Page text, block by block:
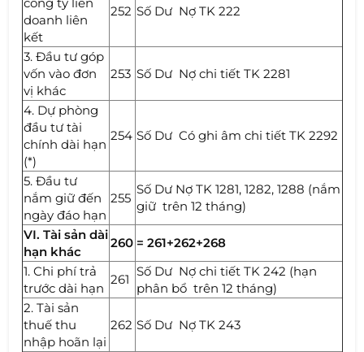
doanh liên
kết
252 Số Dư Nợ TK 222
3. Đầu tư góp
vốn vào đơn
vị khác
253 Số Dư Nợ chi tiết TK 2281
4. Dự phòng
đầu tư tài
chính dài hạn
(*)
254 Số Dư Có ghi âm chi tiết TK 2292
5. Đầu tư
nắm giữ đến
ngày đáo hạn
255
Số Dư Nợ TK 1281, 1282, 1288 (nắm
giữ trên 12 tháng)
VI. Tài sản dài
hạn khác
260 = 261+262+268
1. Chi phí trả
trước dài hạn
261
Số Dư Nợ chi tiết TK 242 (hạn
phân bổ trên 12 tháng)
2. Tài sản
thuế thu
nhập hoãn lại
262 Số Dư Nợ TK 243